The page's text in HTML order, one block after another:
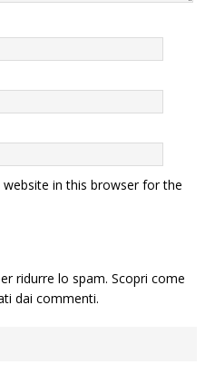
in this browser for the
ridurre lo spam. Scopri come
dai commenti.